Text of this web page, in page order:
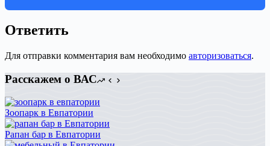
Ответить
Для отправки комментария вам необходимо авторизоваться.
Расскажем о ВАС
Зоопарк в Евпатории
Рапан бар в Евпатории